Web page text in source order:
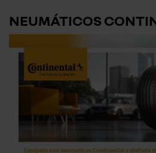
NEUMÁTICOS